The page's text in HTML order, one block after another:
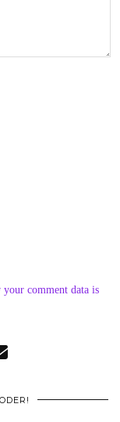
your comment data is